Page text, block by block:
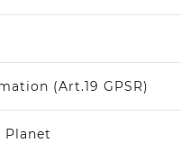
(Art.19 GPSR)
Planet